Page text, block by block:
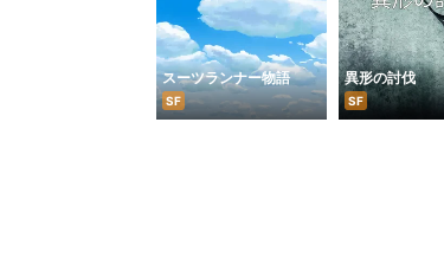
スーツランナー物語
SF
異形の討伐
SF